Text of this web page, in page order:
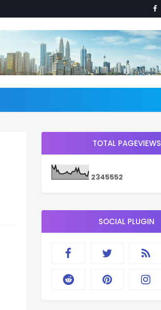
TOTAL PAGEVIEWS
2345552
SOCIAL PLUGIN